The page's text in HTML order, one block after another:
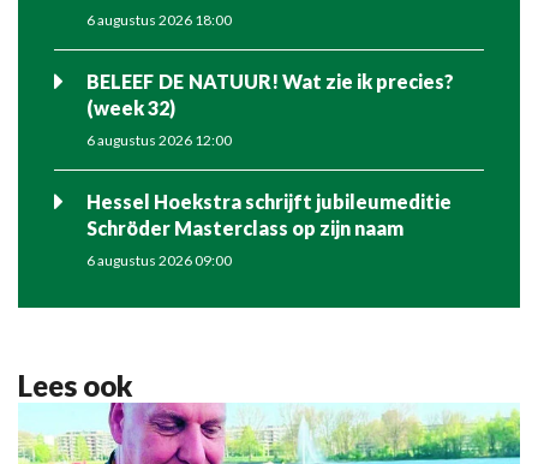
6 augustus 2026 18:00
BELEEF DE NATUUR! Wat zie ik precies?
(week 32)
6 augustus 2026 12:00
Hessel Hoekstra schrijft jubileumeditie
Schröder Masterclass op zijn naam
6 augustus 2026 09:00
Lees ook